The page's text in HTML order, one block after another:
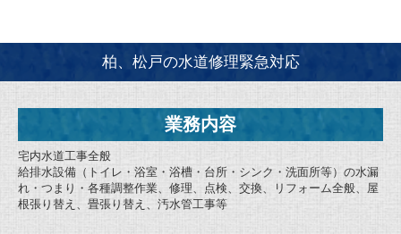
柏、松戸の水道修理緊急対応
業務内容
宅内水道工事全般
給排水設備（トイレ・浴室・浴槽・台所・シンク・洗面所等）の水漏
れ・つまり・各種調整作業、修理、点検、交換、リフォーム全般、屋
根張り替え、畳張り替え、汚水管工事等